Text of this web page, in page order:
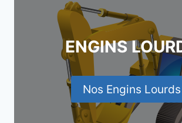
ENGINS
Nos Engins Lourds